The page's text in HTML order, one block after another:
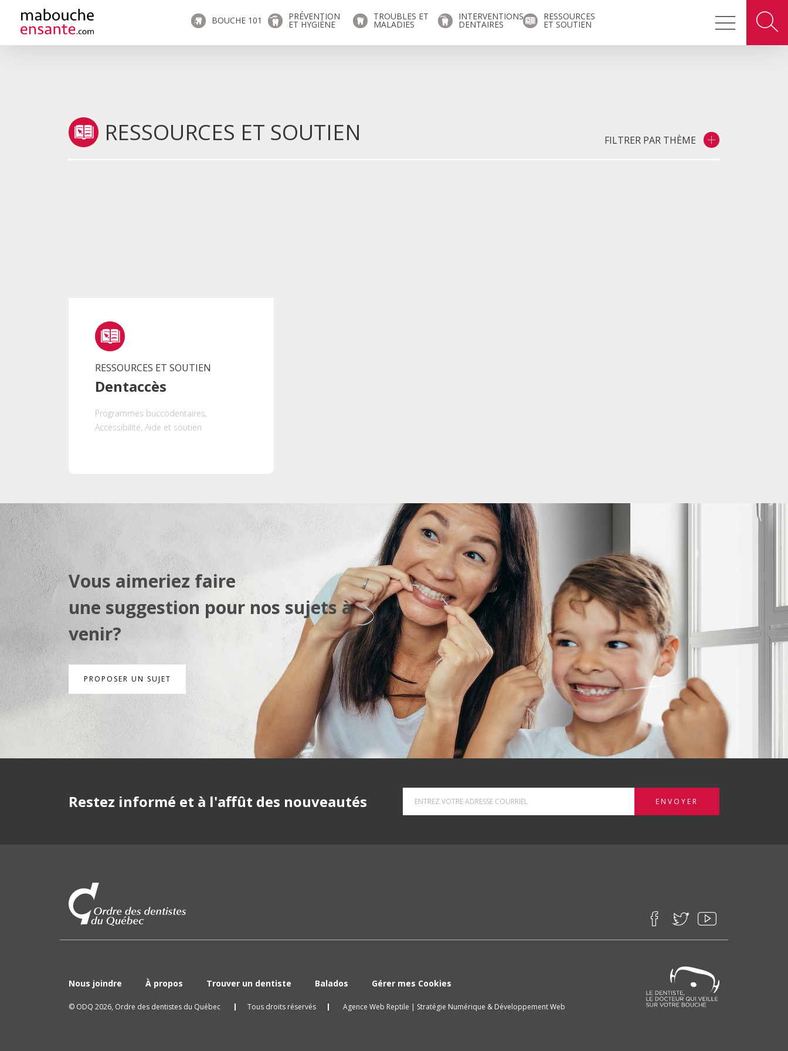
BOUCHE 101 PRÉVENTION
ET HYGIÈNE
TROUBLES ET
MALADIES
INTERVENTIONS
DENTAIRES
RESSOURCES
ET SOUTIEN
Programmes buccodentaires
Maternité Santé globale
RESSOURCES ET SOUTIEN FILTRER PAR THÈME
RESSOURCES ET SOUTIEN
Dentaccès
Programmes buccodentaires,
Accessibilité, Aide et soutien
Vous aimeriez faire
une suggestion pour nos sujets à
venir?
PROPOSER UN SUJET
Restez informé et à l'affût des nouveautés ENVOYER
Nous joindre À propos Trouver un dentiste Balados Gérer mes Cookies
© ODQ 2026, Ordre des dentistes du Québec Tous droits réservés Agence Web Reptile | Stratégie Numérique & Développement Web